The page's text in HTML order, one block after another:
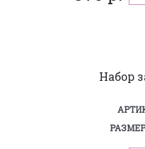
Набор